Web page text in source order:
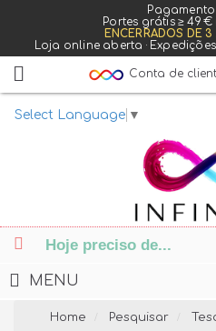
Portes grátis ≥ 49 €
ENCERRADOS DE
Loja online aberta ·
Select Language ▼
Conta de
MENU
Home Pesquisar